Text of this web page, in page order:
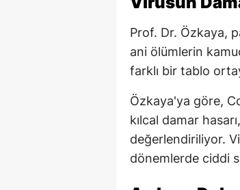
Prof. Dr. Özkaya,
ani ölümlerin
farklı bir tablo
Özkaya'ya göre,
kılcal damar
değerlendiriliyor.
dönemlerde ciddi